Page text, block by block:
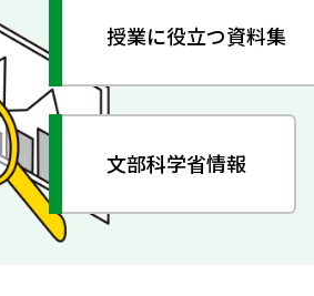
授業に役立つ資料集
文部科学省情報